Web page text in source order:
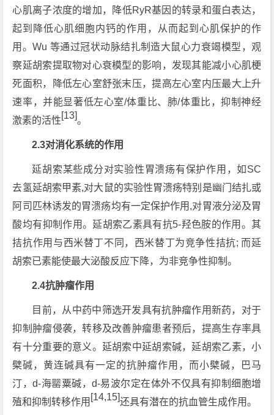
心肌离子浓度的增加，降低RyR基因的转录和蛋白表达，
起到降低心肌细胞内钙的作用，从而起到心肌保护的作
用。Wu 等通过冠状动脉结扎制造大鼠心力衰竭模型，观
察延胡索提取物对心衰模型的影响，发现其能减小心肌梗
死面积，降低左心室舒张末压，提高左心室内压最大上升
速率，并能显著低左心室/体重比、肺/体重比，抑制神经
激素的活性[13]。
2.3对消化系统的作用
延胡索某些成分对实验性胃溃疡有保护作用，如SC
去氢延胡索甲素,对大鼠的实验性胃溃疡特别是幽门结扎或
阿司匹林诱发的胃溃疡均有一定保护作用,对胃液分泌及胃
酸均有抑制作用。延胡索乙素具有抗5-羟色胺的作用。其
拮抗作用与西米替丁不同，西米替丁为竞争性拮抗; 而延
胡索已素能使最大泌酸反应下降，为非竞争性抑制。
2.4抗肿瘤作用
目前，从中药中筛选开发具有抗肿瘤作用新药，对于
抑制肿瘤侵袭，转移及改善肿瘤患者预后，提高生存率具
有十分重要的意义。延胡索中延胡索碱，延胡索乙素，小
檗碱，黄连碱具有一定的抗肿瘤作用，而小檗碱，巴马
汀，d-海罂粟碱，d-易波尔定在体外不仅具有抑制细胞增
殖和抑制转移作用 [14,15]还具有潜在的抗血管生成作用。